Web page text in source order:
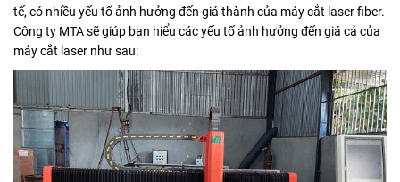
tế, có nhiều yếu tố ảnh hưởng đến giá thành của máy cắt laser fiber.
Công ty MTA sẽ giúp bạn hiểu các yếu tố ảnh hưởng đến giá cả của
máy cắt laser như sau: